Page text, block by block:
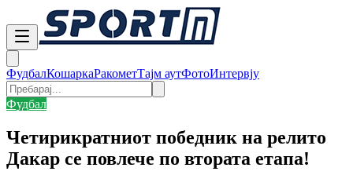
ФудбалКошаркаРакометТајм аутФотоИнтервју
Фудбал
Четирикратниот победник на релито
Дакар се повлече по втората етапа!